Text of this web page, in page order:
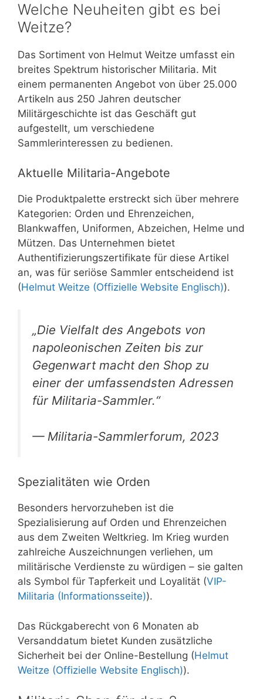
Welche Neuheiten gibt es bei
Weitze?
Das Sortiment von Helmut Weitze umfasst ein
breites Spektrum historischer Militaria. Mit
einem permanenten Angebot von über 25.000
Artikeln aus 250 Jahren deutscher
Militärgeschichte ist das Geschäft gut
aufgestellt, um verschiedene
Sammlerinteressen zu bedienen.
Aktuelle Militaria-Angebote
Die Produktpalette erstreckt sich über mehrere
Kategorien: Orden und Ehrenzeichen,
Blankwaffen, Uniformen, Abzeichen, Helme und
Mützen. Das Unternehmen bietet
Authentifizierungszertifikate für diese Artikel
an, was für seriöse Sammler entscheidend ist
(Helmut Weitze (Offizielle Website Englisch)).
„Die Vielfalt des Angebots von
napoleonischen Zeiten bis zur
Gegenwart macht den Shop zu
einer der umfassendsten Adressen
für Militaria-Sammler.“
— Militaria-Sammlerforum, 2023
Spezialitäten wie Orden
Besonders hervorzuheben ist die
Spezialisierung auf Orden und Ehrenzeichen
aus dem Zweiten Weltkrieg. Im Krieg wurden
zahlreiche Auszeichnungen verliehen, um
militärische Verdienste zu würdigen – sie galten
als Symbol für Tapferkeit und Loyalität (VIP-
Militaria (Informationsseite)).
Das Rückgaberecht von 6 Monaten ab
Versanddatum bietet Kunden zusätzliche
Sicherheit bei der Online-Bestellung (Helmut
Weitze (Offizielle Website Englisch)).